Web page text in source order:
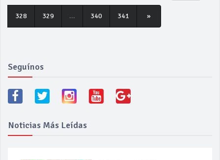
328 329 ... 340 341 »
Seguínos
Noticias Más Leídas